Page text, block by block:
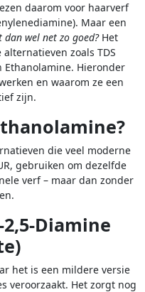
daarom voor haarverf
Maar een
dan wel net zo goed?Het
zoals TDS
Ethanolamine. Hieronder
en waarom ze een
zijn.
die veel moderne
gebruiken om dezelfde
verf – maar dan zonder
2,5-Diamine
het is een mildere versie
veroorzaakt. Het zorgt nog